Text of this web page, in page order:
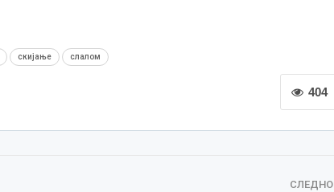
скијање слалом
404
СЛЕДНО